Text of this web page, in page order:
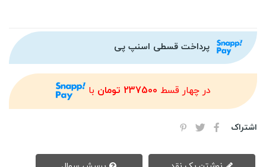
پرداخت قسطی اسنپ پی
در چهار قسط 237500 تومان با
اشتراک